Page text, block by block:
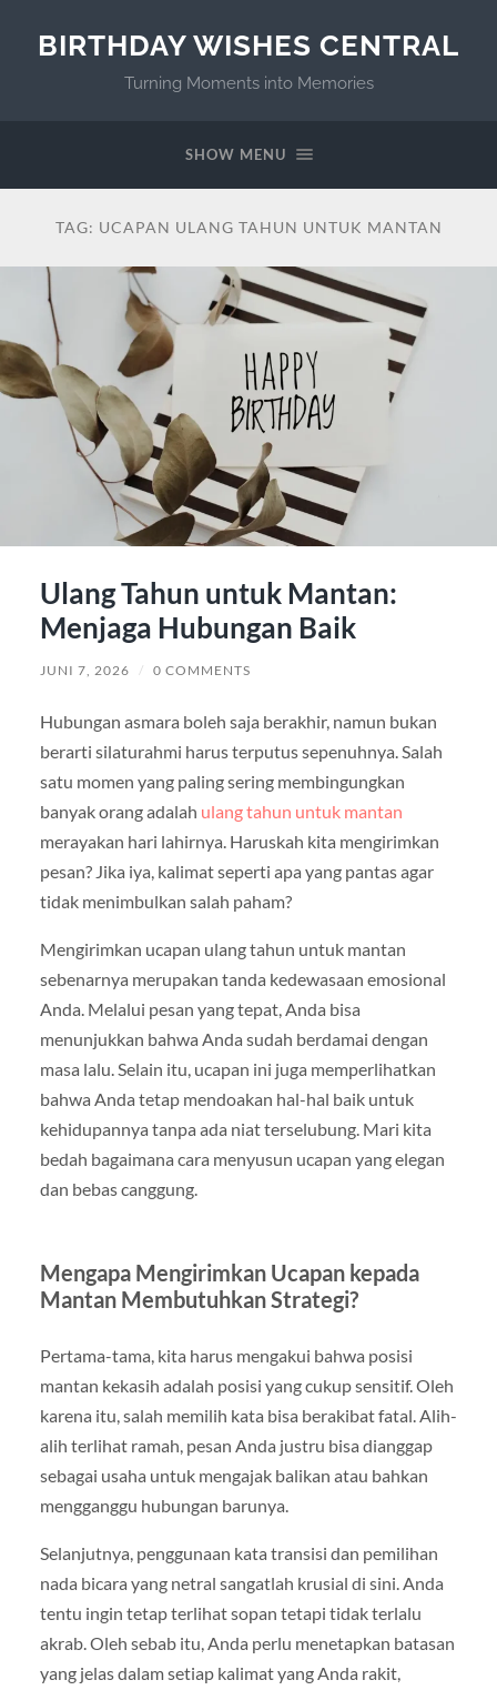
BIRTHDAY WISHES CENTRAL
Turning Moments into Memories
SHOW MENU
TAG: UCAPAN ULANG TAHUN UNTUK MANTAN
Ulang Tahun untuk Mantan:
Menjaga Hubungan Baik
JUNI 7, 2026 / 0 COMMENTS
Hubungan asmara boleh saja berakhir, namun bukan
berarti silaturahmi harus terputus sepenuhnya. Salah
satu momen yang paling sering membingungkan
banyak orang adalah ulang tahun untuk mantan
merayakan hari lahirnya. Haruskah kita mengirimkan
pesan? Jika iya, kalimat seperti apa yang pantas agar
tidak menimbulkan salah paham?
Mengirimkan ucapan ulang tahun untuk mantan
sebenarnya merupakan tanda kedewasaan emosional
Anda. Melalui pesan yang tepat, Anda bisa
menunjukkan bahwa Anda sudah berdamai dengan
masa lalu. Selain itu, ucapan ini juga memperlihatkan
bahwa Anda tetap mendoakan hal-hal baik untuk
kehidupannya tanpa ada niat terselubung. Mari kita
bedah bagaimana cara menyusun ucapan yang elegan
dan bebas canggung.
Mengapa Mengirimkan Ucapan kepada
Mantan Membutuhkan Strategi?
Pertama-tama, kita harus mengakui bahwa posisi
mantan kekasih adalah posisi yang cukup sensitif. Oleh
karena itu, salah memilih kata bisa berakibat fatal. Alih-
alih terlihat ramah, pesan Anda justru bisa dianggap
sebagai usaha untuk mengajak balikan atau bahkan
mengganggu hubungan barunya.
Selanjutnya, penggunaan kata transisi dan pemilihan
nada bicara yang netral sangatlah krusial di sini. Anda
tentu ingin tetap terlihat sopan tetapi tidak terlalu
akrab. Oleh sebab itu, Anda perlu menetapkan batasan
yang jelas dalam setiap kalimat yang Anda rakit,